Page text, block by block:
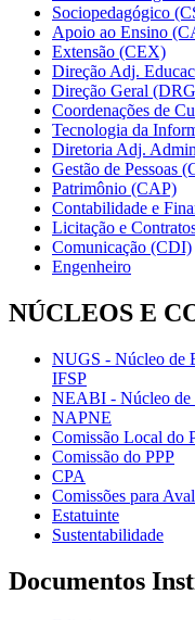
Sociopedagógico
Apoio ao Ensino
Extensão (CEX)
Direção Adj.
Direção Geral
Coordenações de
Tecnologia da
Diretoria Adj.
Gestão de Pessoas
Patrimônio (CAP)
Contabilidade e
Licitação e
Comunicação (CDI)
Engenheiro
NÚCLEOS E
NUGS - Núcleo de
IFSP
NEABI - Núcleo de
NAPNE
Comissão Local do
Comissão do PPP
CPA
Comissões para
Estatuinte
Sustentabilidade
Documentos